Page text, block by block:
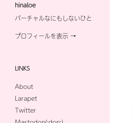
hinaloe
バーチャルなにもしないひと
プロフィールを表示 →
LINKS
About
Larapet
Twitter